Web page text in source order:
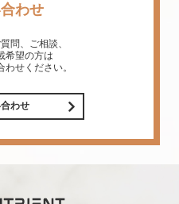
わせ
問、ご相談、
希望の方は
せください。
わせ